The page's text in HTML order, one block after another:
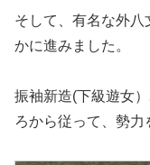
そして、有名な外
かに進みました。
振袖新造(下級遊女
ろから従って、勢力